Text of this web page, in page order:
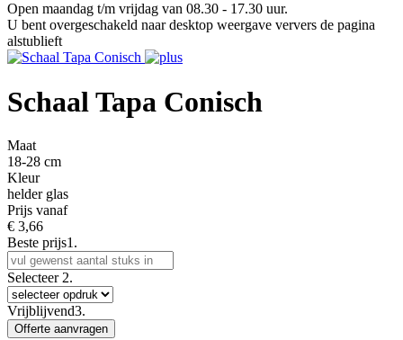
Open maandag t/m vrijdag van 08.30 - 17.30 uur.
U bent overgeschakeld naar desktop weergave ververs de pagina
alstublieft
Schaal Tapa Conisch
Maat
18-28 cm
Kleur
helder glas
Prijs vanaf
€ 3,66
Beste prijs1.
Selecteer 2.
Vrijblijvend3.
Offerte aanvragen